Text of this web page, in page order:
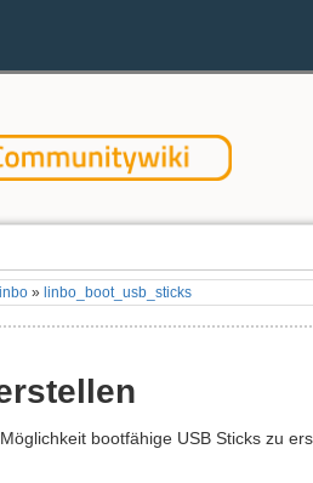
»linbo_boot_usb_sticks
bootfähige USB Sticks zu